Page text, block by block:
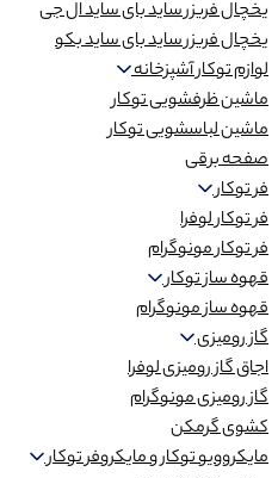
یخچال فریزر ساید بای ساید ال جی
یخچال فریزر ساید بای ساید بکو
لوازم توکار آشپزخانه
ماشین ظرفشویی توکار
ماشین لباسشویی توکار
صفحه برقی
فر توکار
فر توکار لوفرا
فر توکار مونوگرام
قهوه ساز توکار
قهوه ساز مونوگرام
گاز رومیزی
اجاق گاز رومیزی لوفرا
گاز رومیزی مونوگرام
کشوی گرمکن
مایکروویو توکار و مایکروفر توکار